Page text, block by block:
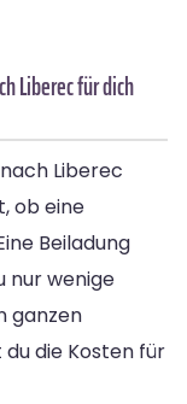
Liberec für dich
Liberec
ob eine
Beiladung
nur wenige
ganzen
die Kosten für